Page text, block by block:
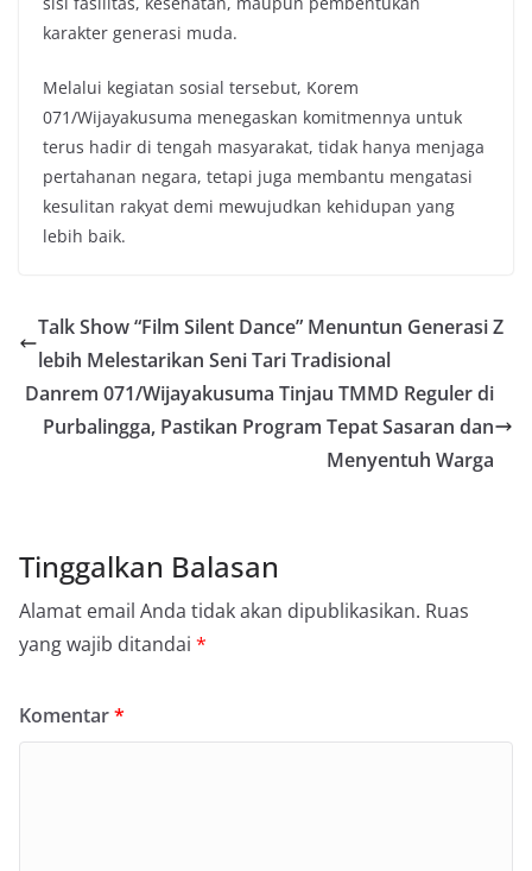
karakter generasi muda.
Melalui kegiatan sosial tersebut, Korem
071/Wijayakusuma menegaskan komitmennya untuk
terus hadir di tengah masyarakat, tidak hanya menjaga
pertahanan negara, tetapi juga membantu mengatasi
kesulitan rakyat demi mewujudkan kehidupan yang
lebih baik.
Talk Show “Film Silent Dance” Menuntun Generasi Z
lebih Melestarikan Seni Tari Tradisional
Danrem 071/Wijayakusuma Tinjau TMMD Reguler di
Purbalingga, Pastikan Program Tepat Sasaran dan
Menyentuh Warga
Tinggalkan Balasan
Alamat email Anda tidak akan dipublikasikan. Ruas
yang wajib ditandai *
Komentar*